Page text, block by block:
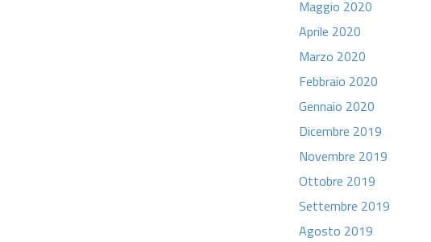
Maggio 2020
Aprile 2020
Marzo 2020
Febbraio 2020
Gennaio 2020
Dicembre 2019
Novembre 2019
Ottobre 2019
Settembre 2019
Agosto 2019